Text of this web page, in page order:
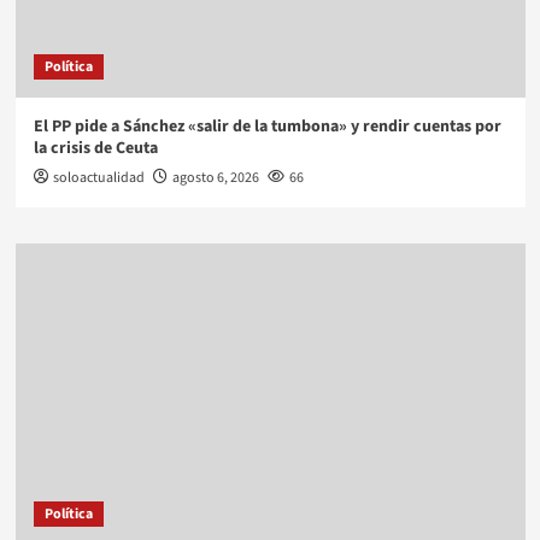
Política
El PP pide a Sánchez «salir de la tumbona» y rendir cuentas por
la crisis de Ceuta
soloactualidad agosto 6, 2026 66
Política